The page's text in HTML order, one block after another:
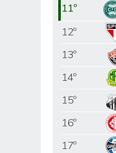
11º
12º
13º
14º
15º
16º
17º